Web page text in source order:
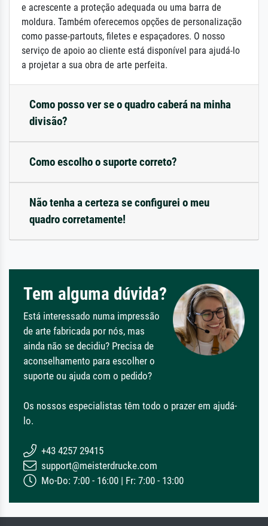
e acrescente a proteção adequada ou uma barra de
moldura. Também oferecemos opções de personalização
como passe-partouts, filetes e espaçadores. O nosso
serviço de apoio ao cliente está disponível para ajudá-lo
a projetar a sua obra de arte perfeita.
Como posso ver se o quadro caberá na minha
divisão?
Como escolho o suporte correto?
Não tenha a certeza se configurei o meu
quadro corretamente!
Tem alguma dúvida?
Está interessado numa impressão
de arte fabricada por nós, mas
ainda não se decidiu? Precisa de
aconselhamento para escolher o
suporte ou ajuda com o pedido?
Os nossos especialistas têm todo o prazer em ajudá-
lo.
+43 4257 29415
support@meisterdrucke.com
Mo-Do: 7:00 - 16:00 | Fr: 7:00 - 13:00